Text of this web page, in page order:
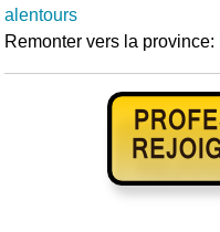
alentours
Remonter vers la province: